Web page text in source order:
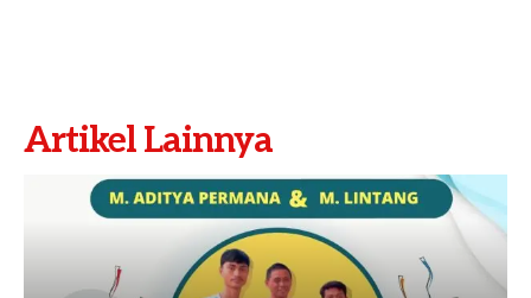
Artikel Lainnya